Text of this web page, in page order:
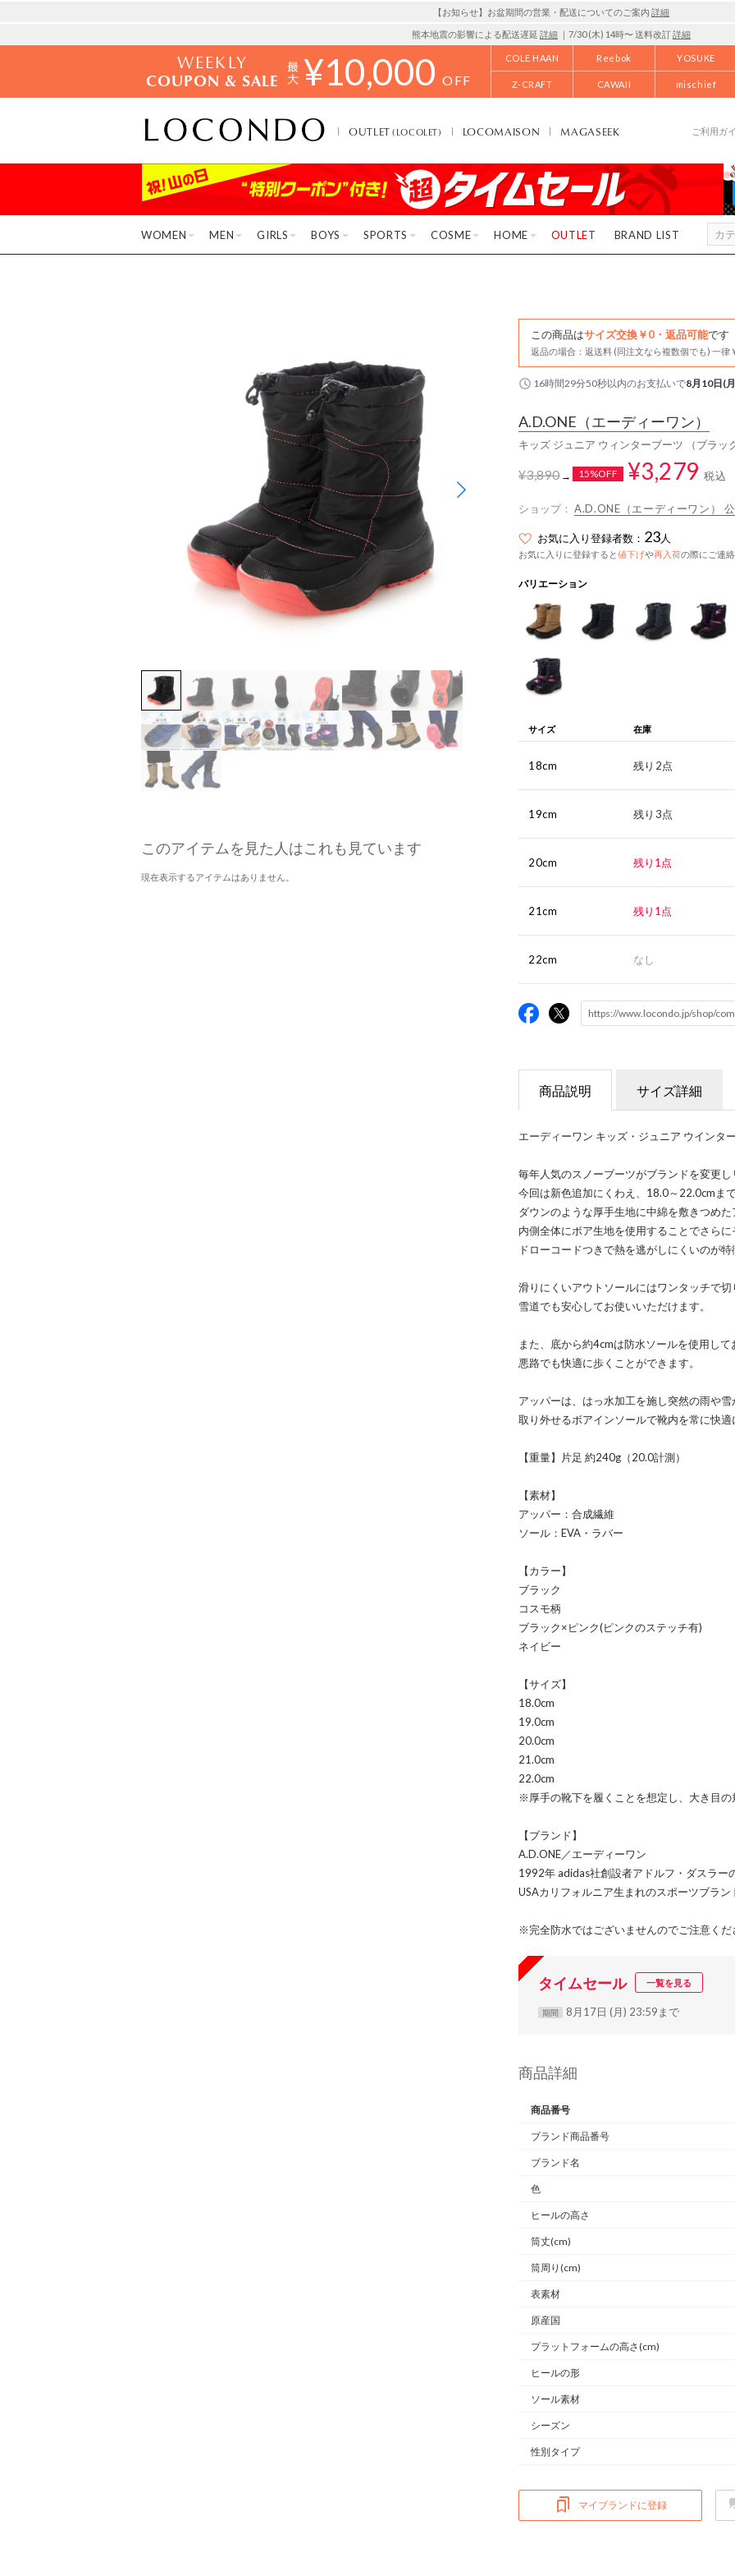
【お知らせ】お盆期間の営業・配送についてのご案内 詳細
熊本地震の影響による配送遅延 詳細 ｜7/30 (木) 14時〜 送料改訂詳細
WEEKLY
COUPON & SALE ¥10,000 OFF
COLE HAAN Reebok YOSUKE
Z-CRAFT CAWAII mischief
OUTLET(LOCOLET) LOCOMAISON MAGASEEK ご利用ガ
WOMEN MEN GIRLS BOYS SPORTS COSME HOME OUTLET BRAND LIST
このアイテムを見た人はこれも見ています
現在表示するアイテムはありません。
この商品はサイズ交換￥0・返品可能です
返品の場合：返送料 (同注文なら複数個でも) 一律
16時間29分49秒以内のお支払いで8月10日(
A.D.ONE （エーディーワン）
キッズ ジュニア ウィンターブーツ （ブラッ
¥3,890→ 15%OFF ¥3,279 税込
ショップ： A.D.ONE（エーディーワン）
お気に入り登録者数： 23人
お気に入りに登録すると値下げや再入荷の際にご連
バリエーション
サイズ 在庫
18cm 残り2点
19cm 残り3点
20cm 残り1点
21cm 残り1点
22cm なし
商品説明 サイズ詳細
エーディーワン キッズ・ジュニア ウインタ
毎年人気のスノーブーツがブランドを変更し
今回は新色追加にくわえ、18.0～22.0cmま
ダウンのような厚手生地に中綿を敷きつめた
内側全体にボア生地を使用することでさらに
ドローコードつきで熱を逃がしにくいのが特
滑りにくいアウトソールにはワンタッチで
雪道でも安心してお使いいただけます。
また、底から約4cmは防水ソールを使用し
悪路でも快適に歩くことができます。
アッパーは、はっ水加工を施し突然の雨や雪
取り外せるボアインソールで靴内を常に快適
【重量】片足 約240g（20.0計測）
【素材】
アッパー：合成繊維
ソール：EVA・ラバー
【カラー】
ブラック
コスモ柄
ブラック×ピンク(ピンクのステッチ有)
ネイビー
【サイズ】
18.0cm
19.0cm
20.0cm
21.0cm
22.0cm
※厚手の靴下を履くことを想定し、大き目の
【ブランド】
A.D.ONE／エーディーワン
1992年 adidas社創設者アドルフ・ダスラー
USAカリフォルニア生まれのスポーツブラン
※完全防水ではございませんのでご注意くだ
タイムセール 一覧を見る
期間 8月17日 (月) 23:59まで
商品詳細
商品番号
ブランド商品番号
ブランド名
色
ヒールの高さ
筒丈(cm)
筒周り(cm)
表素材
原産国
プラットフォームの高さ(cm)
ヒールの形
ソール素材
シーズン
性別タイプ
マイブランドに登録